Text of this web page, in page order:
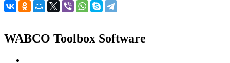
WABCO Toolbox Software